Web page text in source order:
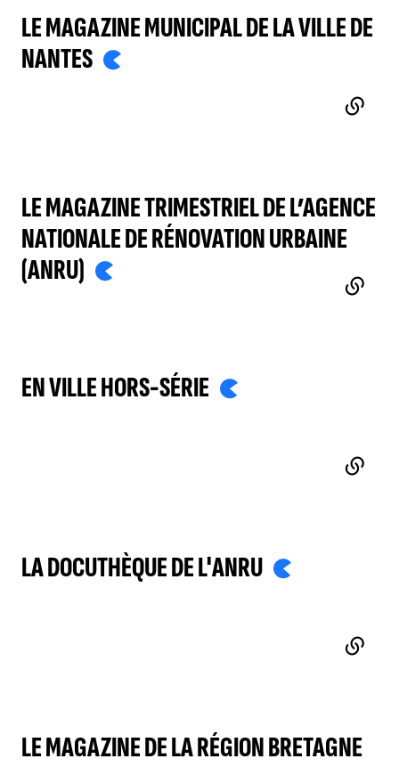
LE MAGAZINE MUNICIPAL DE LA VILLE DE
NANTES - LIEN EXTERNE
LE MAGAZINE TRIMESTRIEL DE L’AGENCE
NATIONALE DE RÉNOVATION URBAINE
(ANRU) - LIEN EXTERNE
EN VILLE HORS-SÉRIE - LIEN EXTERNE
LA DOCUTHÈQUE DE L'ANRU - LIEN
LE MAGAZINE DE LA RÉGION BRETAGNE